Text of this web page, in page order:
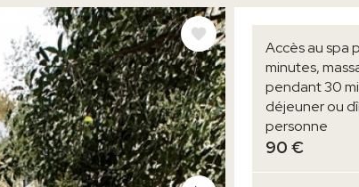
IMAGEAccès au spa
minutes,
pendant 30
déjeuner ou
personne
90 €